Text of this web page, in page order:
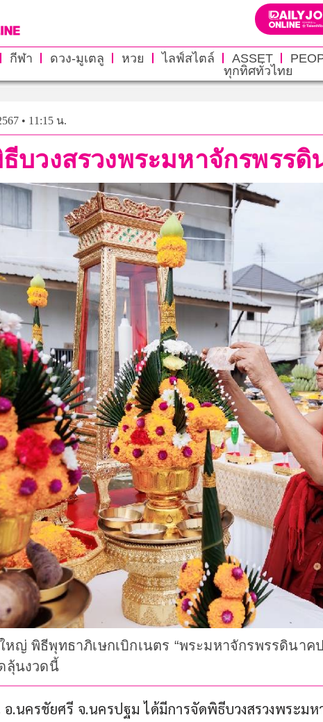
กีฬา ดวง-มูเตลู หวย ไลฟ์สไตล์ ASSET
ทุกทิศทั่วไทย
• 11:15 น.
บวงสรวงพระมหาจักรพรรดิ
ญ่ พิธีพุทธาภิเษกเบิกเนตร “พระมหาจักรพรรดินาค
ลุ้นงวดนี้
.นครชัยศรี จ.นครปฐม ได้มีการจัดพิธีบวงสรวงพระมห